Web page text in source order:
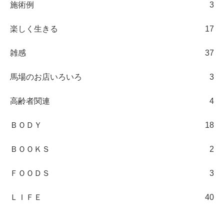
施術例 3
楽しく生きる 17
雑感 37
馬場のお店いろいろ 3
高齢者関連 4
ＢＯＤＹ 18
ＢＯＯＫＳ 2
ＦＯＯＤＳ 3
ＬＩＦＥ 40